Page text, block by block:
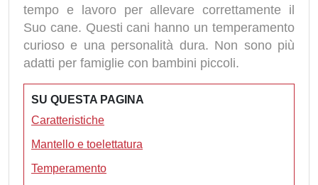
tempo e lavoro per allevare correttamente il
Suo cane. Questi cani hanno un temperamento
curioso e una personalità dura. Non sono più
adatti per famiglie con bambini piccoli.
SU QUESTA PAGINA
Caratteristiche
Mantello e toelettatura
Temperamento